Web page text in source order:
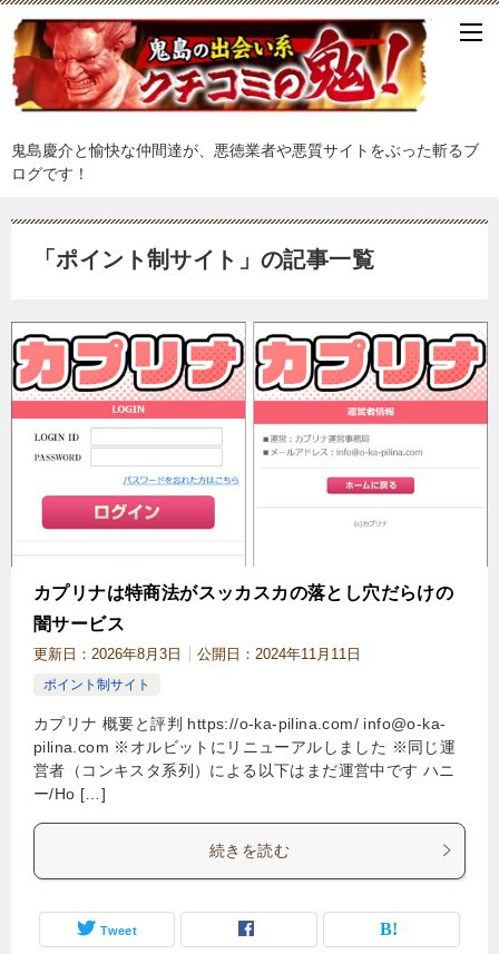
鬼島慶介と愉快な仲間達が、悪徳業者や悪質サイトをぶった斬るブ
ログです！
「ポイント制サイト」の記事一覧
カプリナは特商法がスッカスカの落とし穴だらけの
闇サービス
更新日： 2026年8月3日 公開日： 2024年11月11日
ポイント制サイト
カプリナ 概要と評判 https://o-ka-pilina.com/ info@o-ka-
pilina.com ※オルビットにリニューアルしました ※同じ運
営者（コンキスタ系列）による以下はまだ運営中です ハニ
ー/Ho […]
続きを読む
Tweet